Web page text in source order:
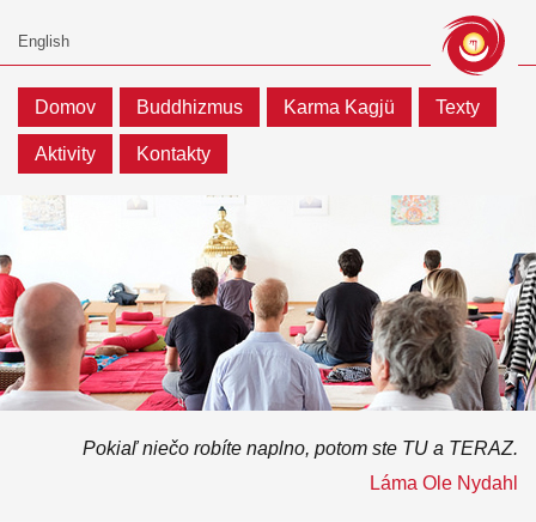
Domov Buddhizmus Karma Kagjü Texty
Aktivity Kontakty
Pokiaľ niečo robíte naplno, potom ste TU a TERAZ.
Láma Ole Nydahl